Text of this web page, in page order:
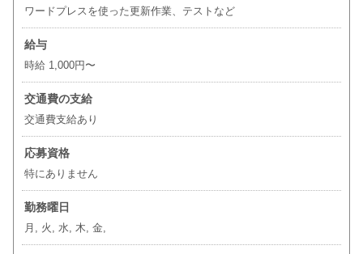
ワードプレスを使った更新作業、テストなど
給与
時給 1,000円〜
交通費の支給
交通費支給あり
応募資格
特にありません
勤務曜日
月, 火, 水, 木, 金,